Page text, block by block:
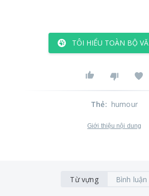
TÔI HIỂU TOÀN BỘ
Thẻ: humour
Giới thiệu nội dung
Từ vựng Bình luận